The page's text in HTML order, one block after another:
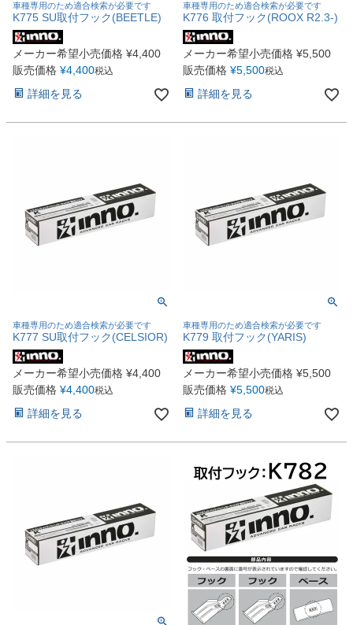
車種専用のため適合検索が必要です
K775 SU取付フック(BEETLE)
メーカー希望小売価格 ¥4,400
販売価格 ¥4,400税込
詳細を見る
車種専用のため適合検索が必要です
K776 取付フック(ROOX R2.3-)
メーカー希望小売価格 ¥5,500
販売価格 ¥5,500税込
詳細を見る
車種専用のため適合検索が必要です
K777 SU取付フック(CELSIOR)
メーカー希望小売価格 ¥4,400
販売価格 ¥4,400税込
詳細を見る
車種専用のため適合検索が必要です
K779 取付フック(YARIS)
メーカー希望小売価格 ¥5,500
販売価格 ¥5,500税込
詳細を見る